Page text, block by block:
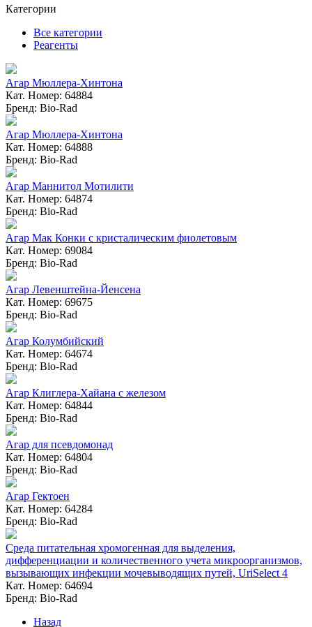
Категории
Все категории
Реагенты
Агар Мюллера-Хинтона
Кат. Номер: 64884
Бренд: Bio-Rad
Агар Мюллера-Хинтона
Кат. Номер: 64888
Бренд: Bio-Rad
Агар Маннитол Мотилити
Кат. Номер: 64874
Бренд: Bio-Rad
Агар Мак Конки с кристалическим фиолетовым
Кат. Номер: 69084
Бренд: Bio-Rad
Агар Левенштейна-Йенсена
Кат. Номер: 69675
Бренд: Bio-Rad
Агар Колумбийский
Кат. Номер: 64674
Бренд: Bio-Rad
Агар Клиглера-Хайана с железом
Кат. Номер: 64844
Бренд: Bio-Rad
Агар для псевдомонад
Кат. Номер: 64804
Бренд: Bio-Rad
Агар Гектоен
Кат. Номер: 64284
Бренд: Bio-Rad
Среда питательная хромогенная для выделения,
дифференциации и количественного учета микроорганизмов,
вызывающих инфекции мочевыводящих путей, UriSelect 4
Кат. Номер: 64694
Бренд: Bio-Rad
Назад